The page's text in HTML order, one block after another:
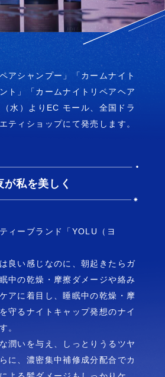
式ストア で購入する
N
で購入す
る
アシャンプー」「カームナイト
ト」「カームナイトリペアヘア
水）よりEC モール、全国ドラ
ティショップにて発売します。
が私を美しく
ィーブランド「YOLU（ヨ
良い感じなのに、朝起きたらガ
中の乾燥・摩擦ダメージや絡み
アに着目し、睡眠中の乾燥・摩
守るナイトキャップ発想のナイ
。
潤いを与え、しっとりうるツヤ
に、濃密集中補修成分配合でカ